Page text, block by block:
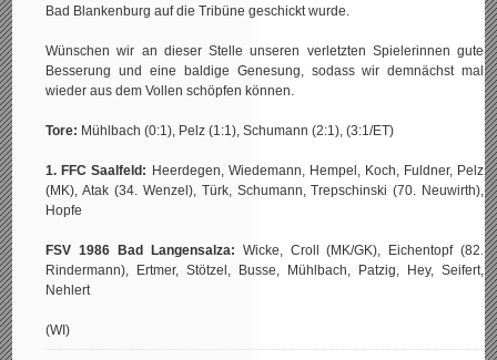
Bad Blankenburg auf die Tribüne geschickt wurde.
Wünschen wir an dieser Stelle unseren verletzten Spielerinnen gute
Besserung und eine baldige Genesung, sodass wir demnächst mal
wieder aus dem Vollen schöpfen können.
Tore: Mühlbach (0:1), Pelz (1:1), Schumann (2:1), (3:1/ET)
1. FFC Saalfeld: Heerdegen, Wiedemann, Hempel, Koch, Fuldner, Pelz
(MK), Atak (34. Wenzel), Türk, Schumann, Trepschinski (70. Neuwirth),
Hopfe
FSV 1986 Bad Langensalza: Wicke, Croll (MK/GK), Eichentopf (82.
Rindermann), Ertmer, Stötzel, Busse, Mühlbach, Patzig, Hey, Seifert,
Nehlert
(WI)